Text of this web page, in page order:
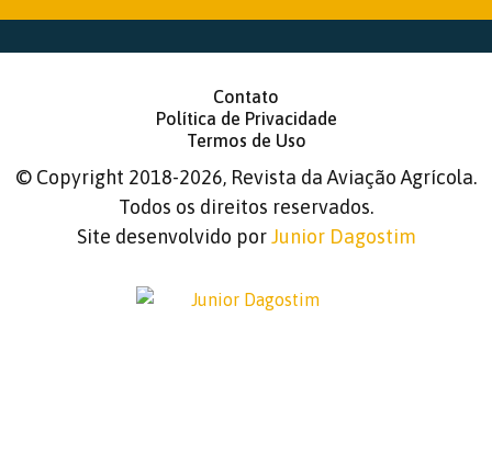
Contato
Política de Privacidade
Termos de Uso
© Copyright 2018-2026, Revista da Aviação Agrícola.
Todos os direitos reservados.
Site desenvolvido porJunior Dagostim